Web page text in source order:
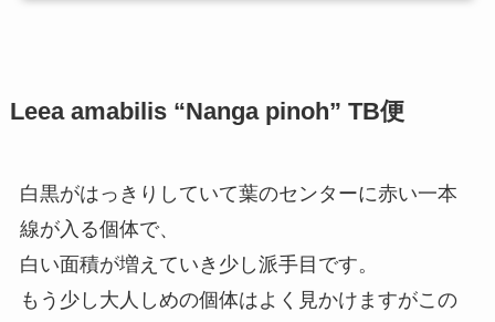
Leea amabilis “Nanga pinoh” TB便
白黒がはっきりしていて葉のセンターに赤い一本
線が入る個体で、
白い面積が増えていき少し派手目です。
もう少し大人しめの個体はよく見かけますがこの